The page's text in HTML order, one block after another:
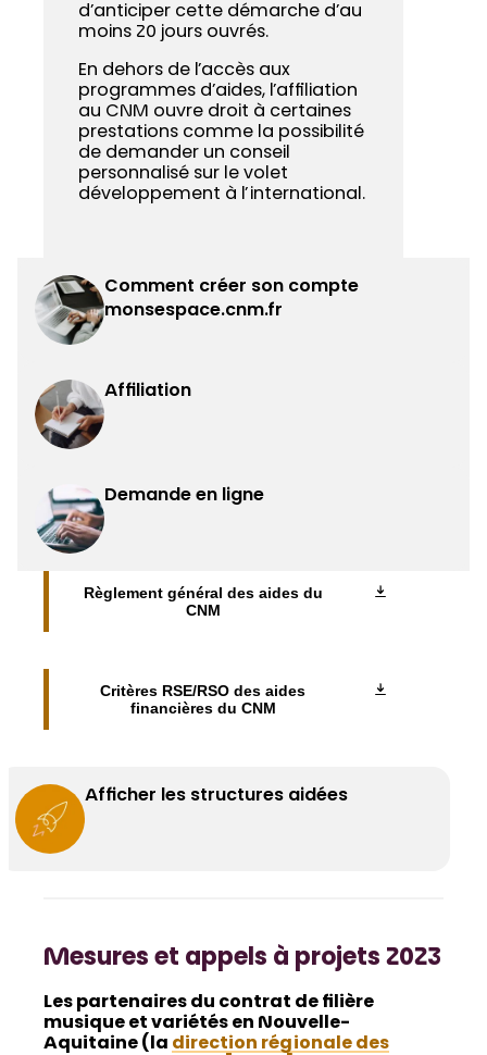
d’anticiper cette démarche d’au
moins 20 jours ouvrés.
En dehors de l’accès aux
programmes d’aides, l’affiliation
au CNM ouvre droit à certaines
prestations comme la possibilité
de demander un conseil
personnalisé sur le volet
développement à l’international.
Comment créer son compte
monsespace.cnm.fr
Affiliation
Demande en ligne
Règlement général des aides du
CNM
Critères RSE/RSO des aides
financières du CNM
Afficher les structures aidées
Mesures et appels à projets 2023
Les partenaires du contrat de filière
musique et variétés en Nouvelle-
Aquitaine (la direction régionale des